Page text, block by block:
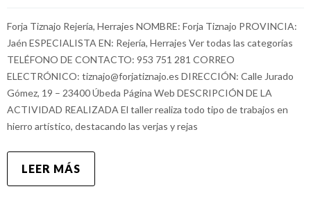
Forja Tiznajo Rejería, Herrajes NOMBRE: Forja Tiznajo PROVINCIA:
Jaén ESPECIALISTA EN: Rejería, Herrajes Ver todas las categorías
TELÉFONO DE CONTACTO: 953 751 281 CORREO
ELECTRÓNICO: tiznajo@forjatiznajo.es DIRECCIÓN: Calle Jurado
Gómez, 19 – 23400 Úbeda Página Web DESCRIPCIÓN DE LA
ACTIVIDAD REALIZADA El taller realiza todo tipo de trabajos en
hierro artístico, destacando las verjas y rejas
LEER MÁS